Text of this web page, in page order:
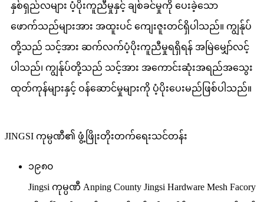
နှစ်ရှည်လများ ပံ့ပိုးကူညီမှုနှင့် ချစ်ခင်မှုကို ပေးခဲ့သော
ဖောက်သည်များအား အထူးပင် ကျေးဇူးတင်ရှိပါသည်။ ကျွန်ုပ်
တို့သည် သင့်အား ဆက်လက်ပံ့ပိုးကူညီမှုရရှိရန် အမြဲမျှော်လင့်
ပါသည်၊ ကျွန်ုပ်တို့သည် သင့်အား အကောင်းဆုံးအရည်အသွေး
ထုတ်ကုန်များနှင့် ဝန်ဆောင်မှုများကို ပံ့ပိုးပေးမည်ဖြစ်ပါသည်။
JINGSI ကုမ္ပဏီ၏ ဖွံ့ဖြိုးတိုးတက်ရေးသင်တန်း
၁၉၈၀
Jingsi ကုမ္ပဏီ Anping County Jingsi Hardware Mesh Facory